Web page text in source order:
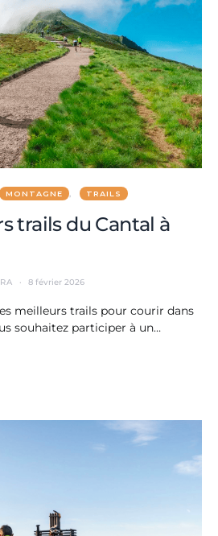
MONTAGNE TRAILS
trails du Cantal à
8 février 2026
meilleurs trails pour courir dans
souhaitez participer à un…